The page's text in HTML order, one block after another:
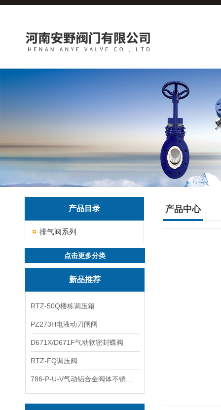
产品目录
排气阀系列
点击更多分类
新品推荐
RTZ-50Q楼栋调压箱
PZ273H电液动刀闸阀
D671X/D671F气动软密封蝶阀
RTZ-FQ调压阀
产品中心